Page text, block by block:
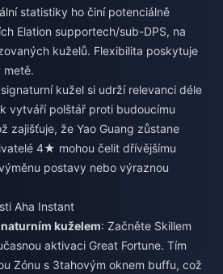
statistiky ho činí potenciálně
Elation supportech/sub-DPS, na
kuželů. Flexibilita poskytuje
metě.
kužel si udrží relevanci déle
vytváří polštář proti budoucímu
zajišťuje, že Yao Guang zůstane
4★ mohou čelit dřívějšímu
postavy nebo výraznou
Aha Instant
kuželem: Začněte Skillem
aktivaci Great Fortune. Tím
Zónu s 3tahovým oknem buffu, což